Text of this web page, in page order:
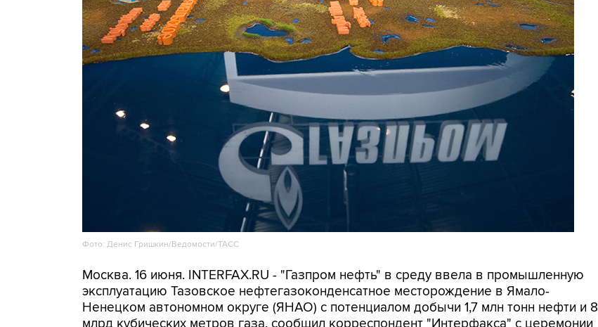
Фото: Денис Гришкин/Ведомости/ТАСС
Москва. 16 июня. INTERFAX.RU - "Газпром нефть" в среду ввела в промышленную
эксплуатацию Тазовское нефтегазоконденсатное месторождение в Ямало-
Ненецком автономном округе (ЯНАО) с потенциалом добычи 1,7 млн тонн нефти и 8